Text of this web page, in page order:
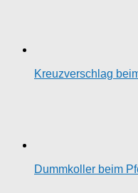
Kreuzverschlag
Dummkoller beim